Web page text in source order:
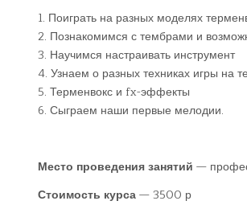
1. Поиграть на разных моделях
2. Познакомимся с тембрами и
3. Научимся настраивать инструмент
4. Узнаем о разных техниках игры на
5. Терменвокс и fx-эффекты
6. Сыграем наши первые мелодии.
Место проведения занятий —
Стоимость курса— 3500 р